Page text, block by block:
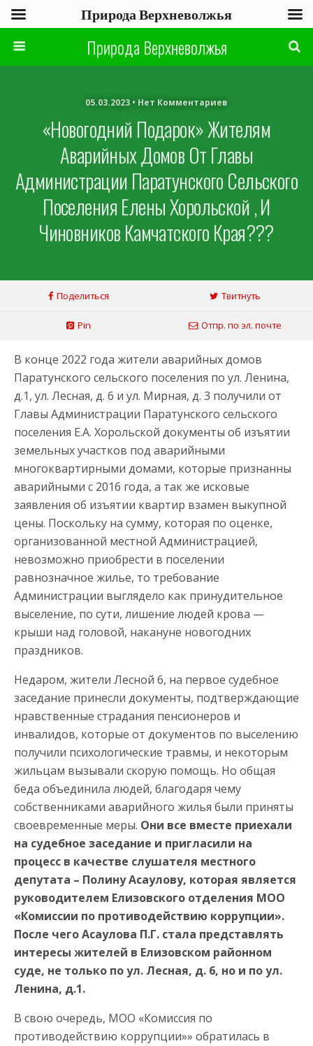
Природа Верхневолжья
05.03.2023 • Нет Комментариев
«Новогодний Подарок» Жителям
Аварийных Домов От Главы
Администрации Паратунского Сельского
Поселения Елены Хорольской , И
Чиновников Камчатского Края???
Поделиться Твитнуть
Pin Отпр. по эл. почте
В конце 2022 года жители аварийных домов
Паратунского сельского поселения по ул. Ленина,
д.1, ул. Лесная, д. 6 и ул. Мирная, д. 3 получили от
Главы Администрации Паратунского сельского
поселения Е.А. Хорольской документы об изъятии
земельных участков под аварийными
многоквартирными домами, которые признанны
аварийными с 2016 года, а так же исковые
заявления об изъятии квартир взамен выкупной
цены. Поскольку на сумму, которая по оценке,
организованной местной Администрацией,
невозможно приобрести в поселении
равнозначное жилье, то требование
Администрации выглядело как принудительное
выселение, по сути, лишение людей крова —
крыши над головой, накануне новогодних
праздников.
Недаром, жители Лесной 6, на первое судебное
заседание принесли документы, подтверждающие
нравственные страдания пенсионеров и
инвалидов, которые от документов по выселению
получили психологические травмы, и некоторым
жильцам вызывали скорую помощь. Но общая
беда объединила людей, благодаря чему
собственниками аварийного жилья были приняты
своевременные меры. Они все вместе приехали
на судебное заседание и пригласили на
процесс в качестве слушателя местного
депутата – Полину Асаулову, которая является
руководителем Елизовского отделения МОО
«Комиссии по противодействию коррупции».
После чего Асаулова П.Г. стала представлять
интересы жителей в Елизовском районном
суде, не только по ул. Лесная, д. 6, но и по ул.
Ленина, д.1.
В свою очередь, МОО «Комиссия по
противодействию коррупции»» обратилась в
Природа Верхневолжья